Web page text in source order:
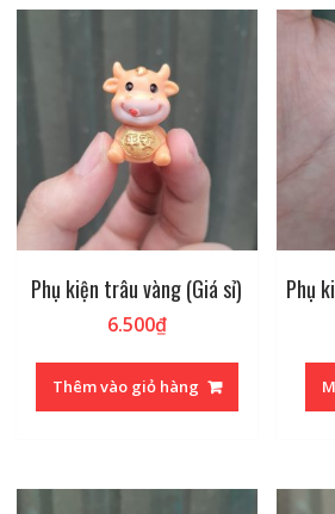
Phụ kiện trâu vàng (Giá sỉ)
6.500₫
Thêm vào giỏ hàng
Phụ